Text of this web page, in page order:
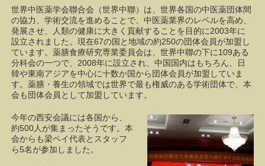
世界中医薬学会聯合会（世界中聯）は、世界各国の中医薬団体間
の協力、学術交流を進めることで、中医薬業界のレベルを高め、
発展させ、人類の健康に大きく貢献することを目的に2003年に
設立されました。現在67の国と地域の約250の団体会員が加盟し
ています。薬膳食療研究専業委員会は、世界中聯の下に109ある
分科会の一つで、2008年に設立され、中国国内はもちろん、日
韓や東南アジアを中心に十数か国から団体会員が加盟していま
す。薬膳・養生の領域では世界で最も権威のある学術団体で、本
会も団体会員として加盟しています。
今年の西安会議には各国から、
約500人が集まったそうです。本
会からも梁ペイ代表とスタッフ
ら5名が参加しました。